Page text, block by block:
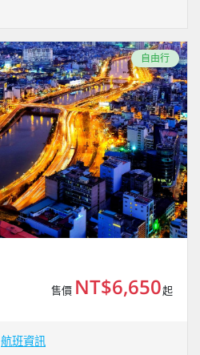
自由行
售價 NT$6,650起
航班資訊